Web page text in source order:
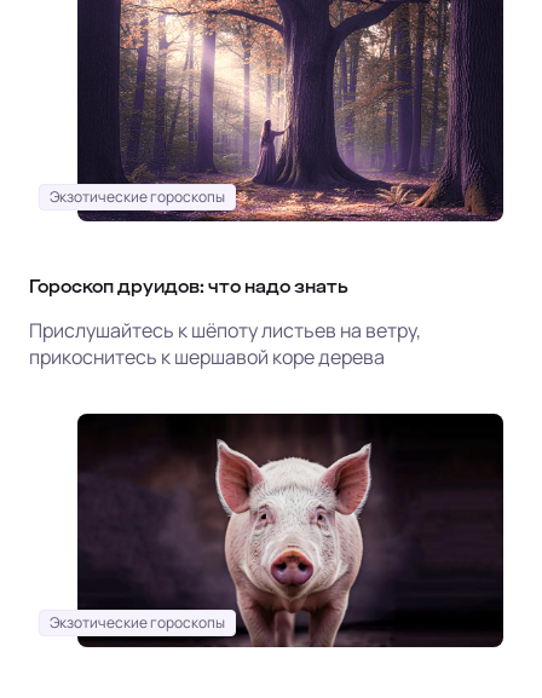
Экзотические гороскопы
Гороскоп друидов: что надо знать
Прислушайтесь к шёпоту листьев на ветру,
прикоснитесь к шершавой коре дерева
Экзотические гороскопы